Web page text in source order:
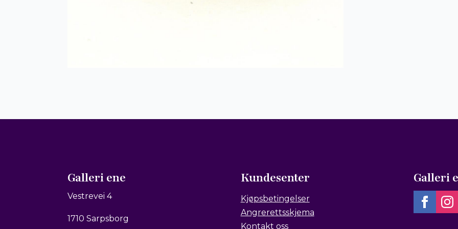
Galleri ene
Vestrevei 4
1710 Sarpsborg
Kundesenter
Kjøpsbetingelser
Angrerettsskjema
Kontakt oss
Galleri